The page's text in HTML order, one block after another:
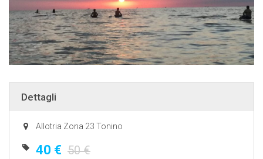
Dettagli
Allotria Zona 23 Tonino
40 € 50 €